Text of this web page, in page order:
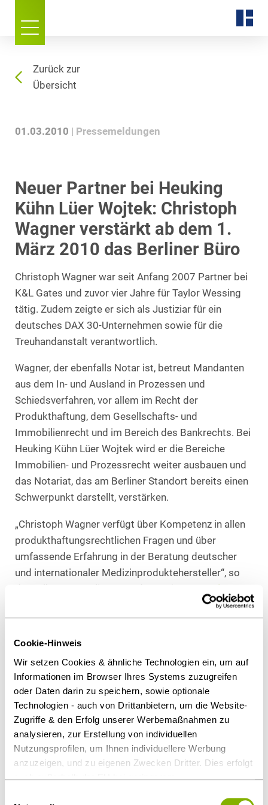
Cookie-Hinweis
Wir setzen Cookies & ähnliche Technologien ein, um auf
Informationen im Browser Ihres Systems zuzugreifen
oder Daten darin zu speichern, sowie optionale
Technologien - auch von Drittanbietern, um die Website-
Zugriffe & den Erfolg unserer Werbemaßnahmen zu
analysieren, zur Erstellung von individuellen
Nutzungsprofilen, um Ihnen individuellere Werbung
anzuzeigen, und zu eigenen Zwecken Dritter. Dies erfolgt
auch außerhalb der EU bei geringerem
Zurück zur
Übersicht
01.03.2010 Pressemeldungen
Neuer Partner bei Heuking
Kühn Lüer Wojtek: Christoph
Wagner verstärkt ab dem 1.
März 2010 das Berliner Büro
Christoph Wagner war seit Anfang 2007 Partner bei
K&L Gates und zuvor vier Jahre für Taylor Wessing
tätig. Zudem zeigte er sich als Justiziar für ein
deutsches DAX 30-Unternehmen sowie für die
Treuhandanstalt verantwortlich.
Wagner, der ebenfalls Notar ist, betreut Mandanten
aus dem In- und Ausland in Prozessen und
Schiedsverfahren, vor allem im Recht der
Produkthaftung, dem Gesellschafts- und
Immobilienrecht und im Bereich des Bankrechts. Bei
Heuking Kühn Lüer Wojtek wird er die Bereiche
Immobilien- und Prozessrecht weiter ausbauen und
das Notariat, das am Berliner Standort bereits einen
Schwerpunkt darstellt, verstärken.
„Christoph Wagner verfügt über Kompetenz in allen
produkthaftungsrechtlichen Fragen und über
umfassende Erfahrung in der Beratung deutscher
und internationaler Medizinproduktehersteller“, so
der selbst am Berliner Standort tätige
Dr. Andreas
, Managing Partner der Kanzlei, über den
Zugang. „Wir freuen uns über die hochkarätige
Verstärkung.“
Als PDF herunterladen
Diesen Artikel teilen